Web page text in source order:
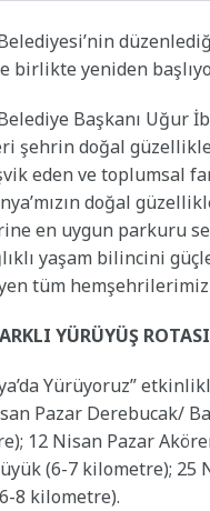
birlikte yeniden
Başkanı Uğur
şehrin doğal
eden ve toplumsal
doğal
en uygun parkuru
yaşam bilincini
tüm
YÜRÜYÜŞ ROTASI
Yürüyoruz”
Pazar Derebucak/
12 Nisan Pazar
(6-7 kilometre);
8 kilometre).